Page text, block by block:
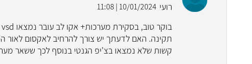
רועי 10/01/2024 | 11:08
תקינה. האם לדעתך יש צורך להרחיב לאקסום לאור
קשות שלא נמצאו בצ'יפ הגנטי בנוסף לכך ששאר